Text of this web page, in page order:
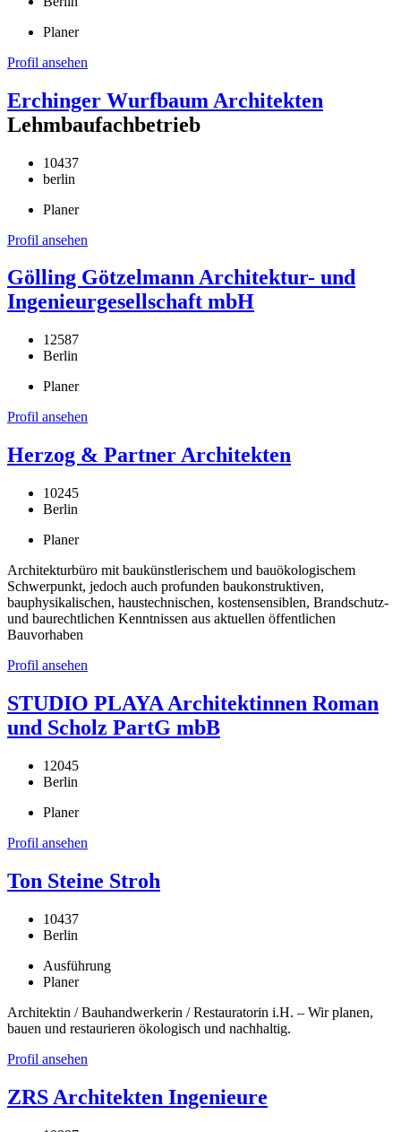
Planer
Profil ansehen
Erchinger Wurfbaum Architekten
Lehmbaufachbetrieb
10437
berlin
Planer
Profil ansehen
Gölling Götzelmann Architektur- und
Ingenieurgesellschaft mbH
12587
Berlin
Planer
Profil ansehen
Herzog & Partner Architekten
10245
Berlin
Planer
Architekturbüro mit baukünstlerischem und bauökologischem
Schwerpunkt, jedoch auch profunden baukonstruktiven,
bauphysikalischen, haustechnischen, kostensensiblen, Brandschutz-
und baurechtlichen Kenntnissen aus aktuellen öffentlichen
Bauvorhaben
Profil ansehen
STUDIO PLAYA Architektinnen Roman
und Scholz PartG mbB
12045
Berlin
Planer
Profil ansehen
Ton Steine Stroh
10437
Berlin
Ausführung
Planer
Architektin / Bauhandwerkerin / Restauratorin i.H. – Wir planen,
bauen und restaurieren ökologisch und nachhaltig.
Profil ansehen
ZRS Architekten Ingenieure